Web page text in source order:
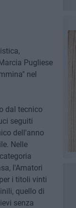
Pugliese
nel
dal tecnico
seguiti
dell'anno
Nelle
l'Amatori
i titoli vinti
quello di
senza